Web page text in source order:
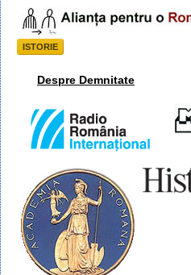
ISTORIE
Despre Demnitate